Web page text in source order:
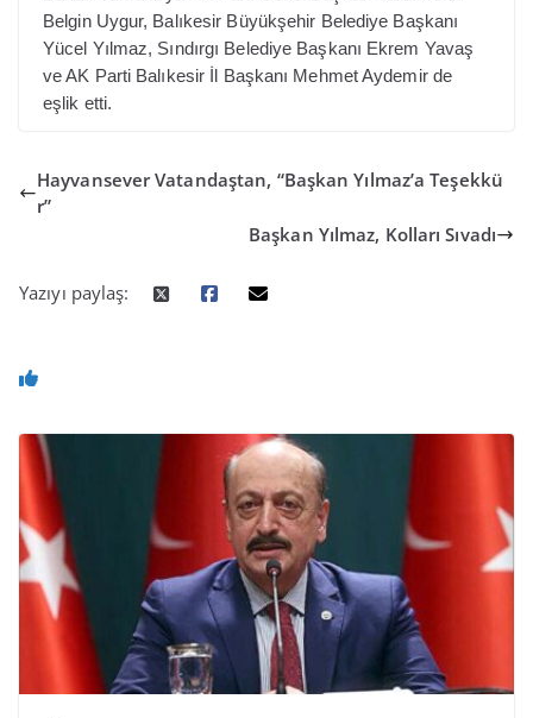
Belgin Uygur, Balıkesir Büyükşehir Belediye Başkanı
Yücel Yılmaz, Sındırgı Belediye Başkanı Ekrem Yavaş
ve AK Parti Balıkesir İl Başkanı Mehmet Aydemir de
eşlik etti.
Hayvansever Vatandaştan, “Başkan Yılmaz’a Teşekkü
r”
Başkan Yılmaz, Kolları Sıvadı
Yazıyı paylaş: